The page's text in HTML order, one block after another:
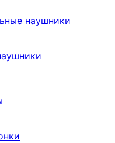
наушники